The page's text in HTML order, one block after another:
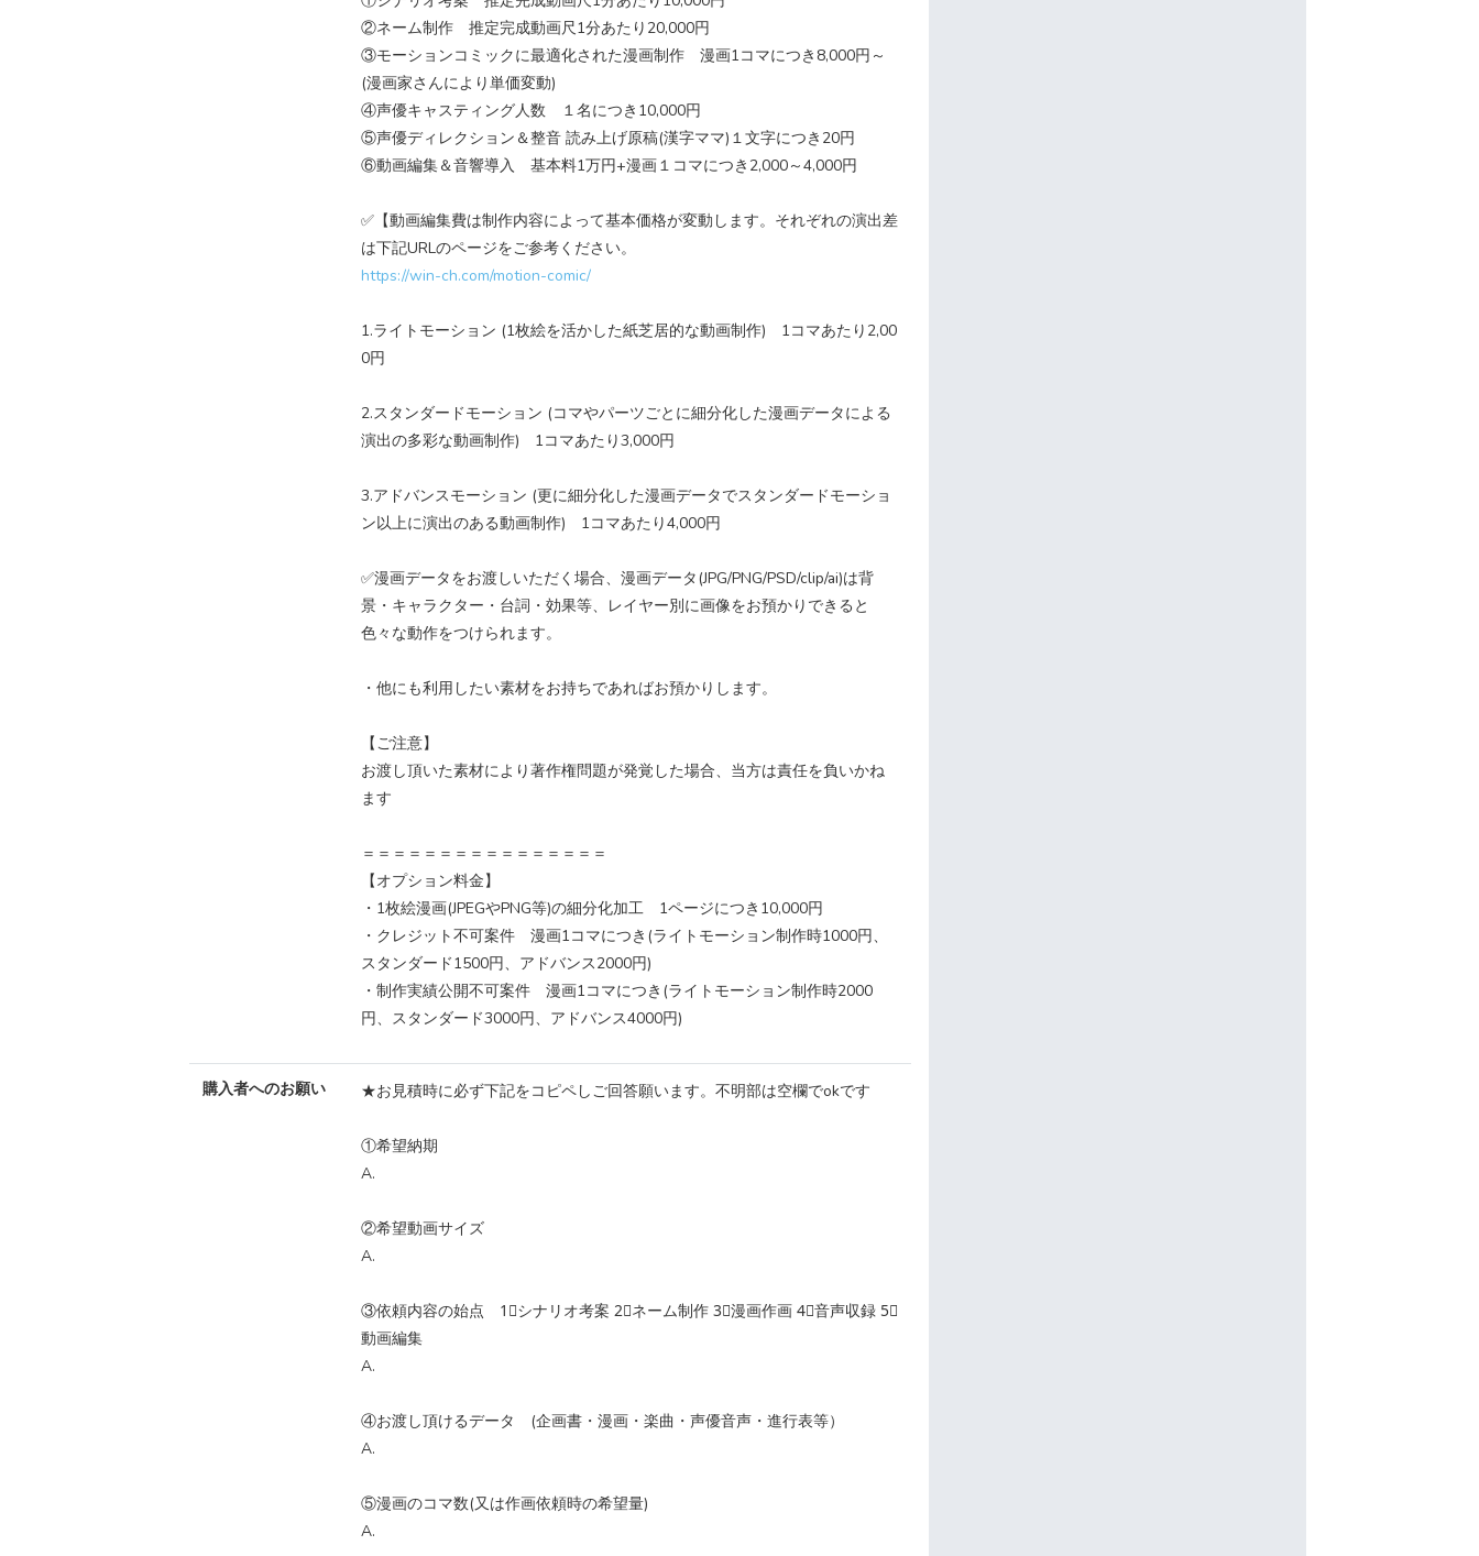
②ネーム制作 推定完成動画尺1分あたり20,000円
③モーションコミックに最適化された漫画制作 漫画1コマにつき8,000円～
(漫画家さんにより単価変動)
④声優キャスティング人数 １名につき10,000円
⑤声優ディレクション＆整音 読み上げ原稿(漢字ママ)１文字につき20円
⑥動画編集＆音響導入 基本料1万円+漫画１コマにつき2,000～4,000円
✅【動画編集費は制作内容によって基本価格が変動します。それぞれの演出差
は下記URLのページをご参考ください。
https://win-ch.com/motion-comic/
1.ライトモーション (1枚絵を活かした紙芝居的な動画制作) 1コマあたり2,00
0円
2.スタンダードモーション (コマやパーツごとに細分化した漫画データによる
演出の多彩な動画制作) 1コマあたり3,000円
3.アドバンスモーション (更に細分化した漫画データでスタンダードモーショ
ン以上に演出のある動画制作) 1コマあたり4,000円
✅漫画データをお渡しいただく場合、漫画データ(JPG/PNG/PSD/clip/ai)は背
景・キャラクター・台詞・効果等、レイヤー別に画像をお預かりできると
色々な動作をつけられます。
・他にも利用したい素材をお持ちであればお預かりします。
【ご注意】
お渡し頂いた素材により著作権問題が発覚した場合、当方は責任を負いかね
ます
＝＝＝＝＝＝＝＝＝＝＝＝＝＝＝＝
【オプション料金】
・1枚絵漫画(JPEGやPNG等)の細分化加工 1ページにつき10,000円
・クレジット不可案件 漫画1コマにつき(ライトモーション制作時1000円、
スタンダード1500円、アドバンス2000円)
・制作実績公開不可案件 漫画1コマにつき(ライトモーション制作時2000
円、スタンダード3000円、アドバンス4000円)
購入者へのお願い ★お見積時に必ず下記をコピペしご回答願います。不明部は空欄でokです
①希望納期
A.
②希望動画サイズ
A.
③依頼内容の始点 1⃣シナリオ考案 2⃣ネーム制作 3⃣漫画作画 4⃣音声収録 5⃣
動画編集
A.
④お渡し頂けるデータ (企画書・漫画・楽曲・声優音声・進行表等）
A.
⑤漫画のコマ数(又は作画依頼時の希望量)
A.